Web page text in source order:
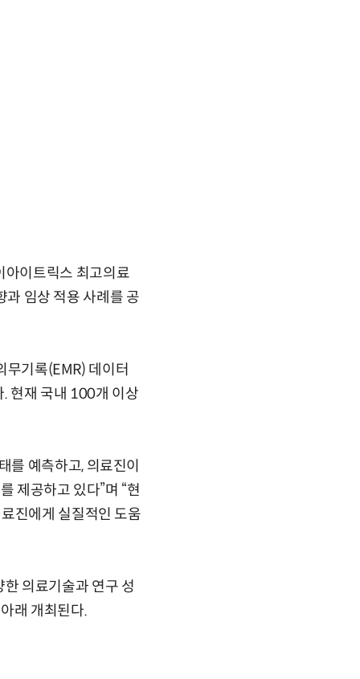
아이트릭스 최고의료
과 임상 적용 사례를 공
무기록(EMR) 데이터
. 현재 국내 100개 이상
를 예측하고, 의료진이
제공하고 있다”며 “현
진에게 실질적인 도움
의료기술과 연구 성
래 개최된다.